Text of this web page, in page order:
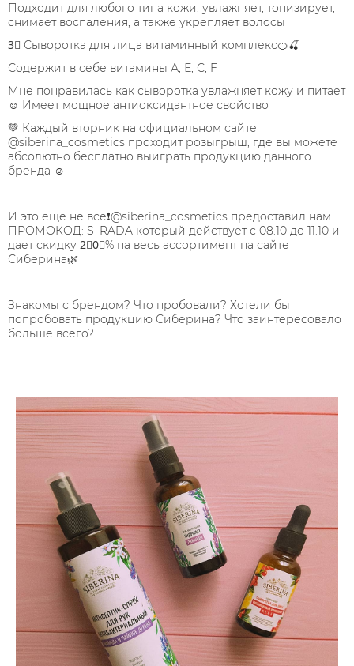
Подходит для любого типа кожи, увлажняет, тонизирует,
снимает воспаления, а также укрепляет волосы
3⃣ Сыворотка для лица витаминный комплекс🍊🍒
Содержит в себе витамины А, Е, С, F
Мне понравилась как сыворотка увлажняет кожу и питает
☺ Имеет мощное антиоксидантное свойство
💚 Каждый вторник на официальном сайте
@siberina_cosmetics проходит розыгрыш, где вы можете
абсолютно бесплатно выиграть продукцию данного
бренда ☺ ⠀
И это еще не все❗@siberina_cosmetics предоставил нам
ПРОМОКОД: S_RADA который действует с 08.10 до 11.10 и
дает скидку 2⃣0⃣% на весь ассортимент на сайте
Сиберина🌿⠀
Знакомы с брендом? Что пробовали? Хотели бы
попробовать продукцию Сиберина? Что заинтересовало
больше всего? ⠀